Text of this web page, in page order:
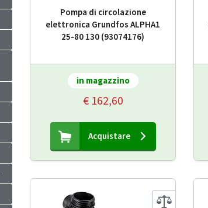
Pompa di circolazione
elettronica Grundfos ALPHA1
25-80 130 (93074176)
in magazzino
€ 162,60
Acquistare